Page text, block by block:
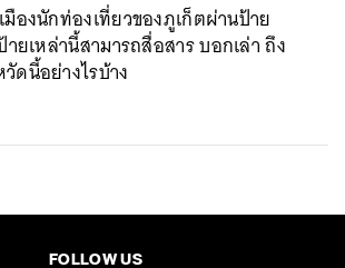
องนักท่องเที่ยวของภูเก็ตผ่านป้าย
ยเหล่านี้สามารถสื่อสาร บอกเล่า ถึง
ดนี้อย่างไรบ้าง
FOLLOW US